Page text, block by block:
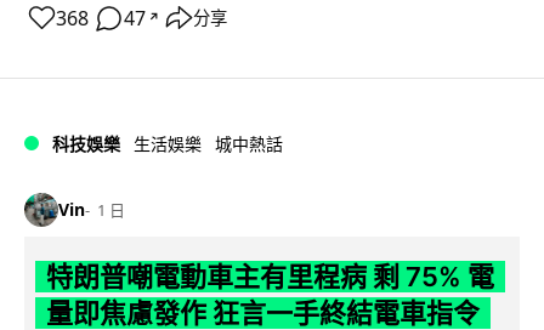
368 47 ↗ 分享
科技娛樂 生活娛樂 城中熱話
Vin 1 日
特朗普嘲電動車主有里程病 剩 75% 電
量即焦慮發作 狂言一手終結電車指令